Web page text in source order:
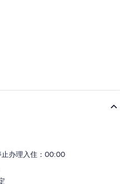
止办理入住：00:00